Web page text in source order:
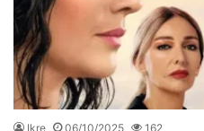
Ikre 06/10/2025 162